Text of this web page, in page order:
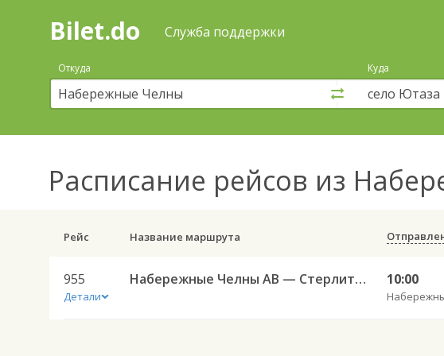
Поиск
покупка
билетов
автобус
онлайн
Bilet.do Служба поддержки
Откуда Куда
Расписание рейсов из
Рейс Название маршрута
955
Детали
Набережные Челны АВ — Стерлитамак АВ г. 955 10:00